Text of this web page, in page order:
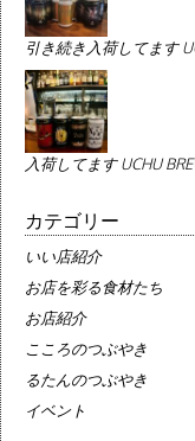
引き続き入荷してます
入荷してます UCHU
カテゴリー
いい店紹介
お店を彩る食材たち
お店紹介
こころのつぶやき
るたんのつぶやき
イベント